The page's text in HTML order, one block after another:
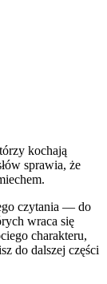
kochają
sprawia, że
czytania — do
wraca się
charakteru,
do dalszej części